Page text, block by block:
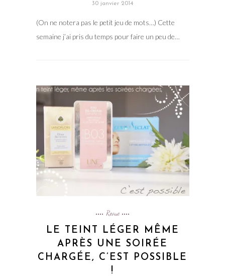
30 janvier 2014
(On ne notera pas le petit jeu de mots…) Cette
semaine j’ai pris du temps pour faire un peu de…
Revue
LE TEINT LÉGER MÊME
APRÈS UNE SOIRÉE
CHARGÉE, C’EST POSSIBLE
!